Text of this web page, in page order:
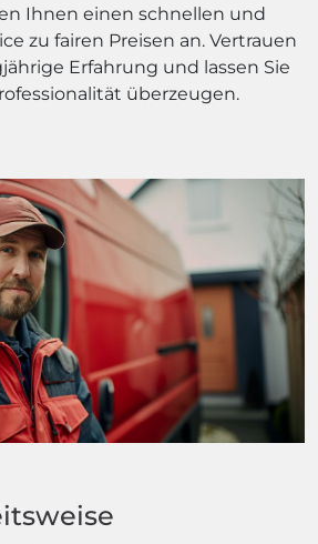
Ihnen einen schnellen und
zu fairen Preisen an. Vertrauen
Erfahrung und lassen Sie
überzeugen.